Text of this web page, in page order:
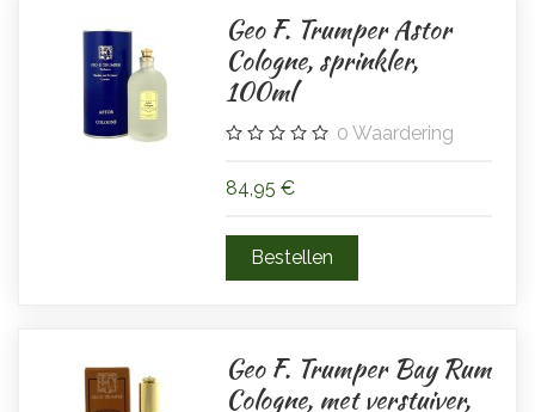
Geo F. Trumper Astor
Cologne, sprinkler,
100ml
0 Waardering
84,95 €
Geo F. Trumper Bay Rum
Cologne, met verstuiver,